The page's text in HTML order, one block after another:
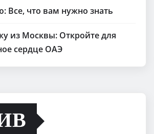
Все, что вам нужно знать
из Москвы: Откройте для
сердце ОАЭ